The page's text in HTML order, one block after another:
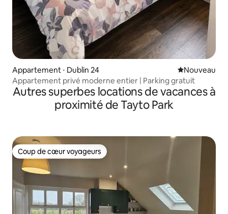
Appartement ⋅ Dublin 24 Nouvel
Nouveau
Appartement privé moderne entier | Parking gratuit
Autres superbes locations de vacances à
proximité de Tayto Park
Coup de cœur voyageurs
Coup de cœur voyageurs